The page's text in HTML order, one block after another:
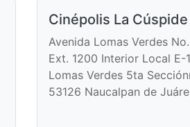
Cinépolis La Cúspide
Avenida Lomas Verdes No.
Ext. 1200 Interior Local E-
Lomas Verdes 5ta
53126 Naucalpan de